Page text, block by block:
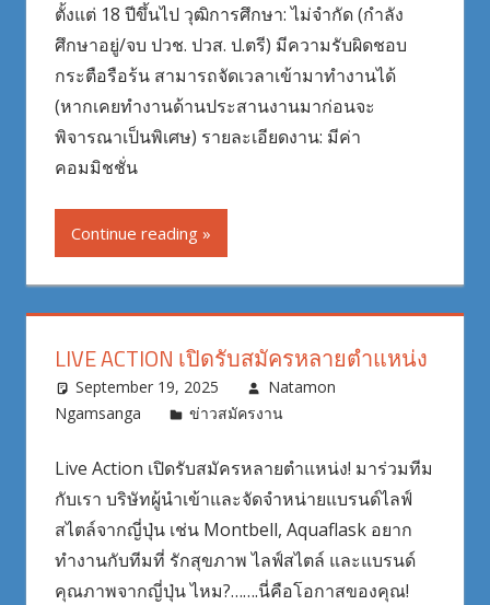
ตั้งแต่ 18 ปีขึ้นไป วุฒิการศึกษา: ไม่จำกัด (กำลัง
ศึกษาอยู่/จบ ปวช. ปวส. ป.ตรี) มีความรับผิดชอบ
กระตือรือร้น สามารถจัดเวลาเข้ามาทำงานได้
(หากเคยทำงานด้านประสานงานมาก่อนจะ
พิจารณาเป็นพิเศษ) รายละเอียดงาน: มีค่า
คอมมิชชั่น
Continue reading
LIVE ACTION เปิดรับสมัครหลายตำแหน่ง
September 19, 2025
Natamon
Ngamsanga
ข่าวสมัครงาน
Live Action เปิดรับสมัครหลายตำแหน่ง! มาร่วมทีม
กับเรา บริษัทผู้นำเข้าและจัดจำหน่ายแบรนด์ไลฟ์
สไตล์จากญี่ปุ่น เช่น Montbell, Aquaflask อยาก
ทำงานกับทีมที่ รักสุขภาพ ไลฟ์สไตล์ และแบรนด์
คุณภาพจากญี่ปุ่น ไหม?…….นี่คือโอกาสของคุณ!